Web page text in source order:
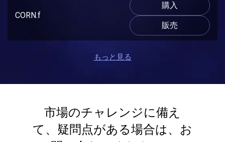
CORN.f
購入
販売
もっと見る
市場のチャレンジに備え
て、疑問点がある場合は、お